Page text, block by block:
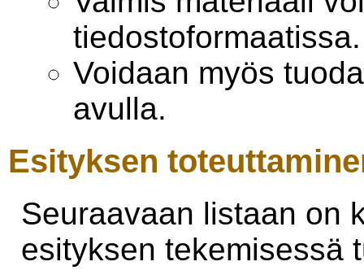
tiedostoformaatissa.
Voidaan myös
avulla.
Esityksen
Seuraavaan listaan on
esityksen tekemisessä